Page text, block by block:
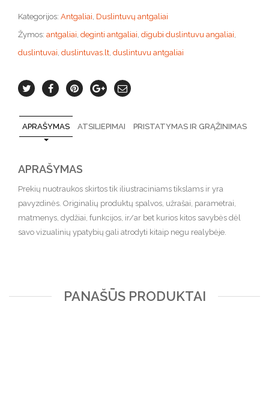
Kategorijos: Antgaliai, Duslintuvų antgaliai
Žymos: antgaliai, deginti antgaliai, digubi duslintuvu angaliai,
duslintuvai, duslintuvas.lt, duslintuvu antgaliai
APRAŠYMAS ATSILIEPIMAI PRISTATYMAS IR GRĄŽINIMAS
APRAŠYMAS
Prekių nuotraukos skirtos tik iliustraciniams tikslams ir yra
pavyzdinės. Originalių produktų spalvos, užrašai, parametrai,
matmenys, dydžiai, funkcijos, ir/ar bet kurios kitos savybės dėl
savo vizualinių ypatybių gali atrodyti kitaip negu realybėje.
PANAŠŪS PRODUKTAI